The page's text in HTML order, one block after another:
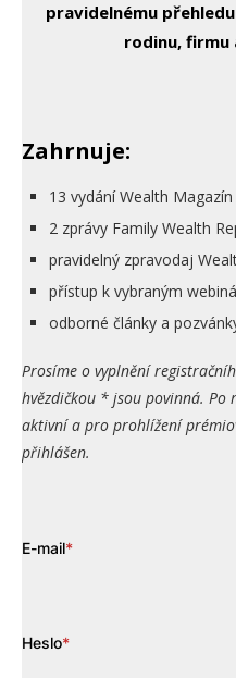
pravidelnému
rodinu, firmu
Zahrnuje:
13 vydání Wealth
2 zprávy Family Wealth
pravidelný zpravodaj
přístup k vybraným
odborné články a
Prosíme o vyplnění
hvězdičkou * jsou povinná. Po
aktivní a pro prohlížení
přihlášen.
E-mail*
Heslo*